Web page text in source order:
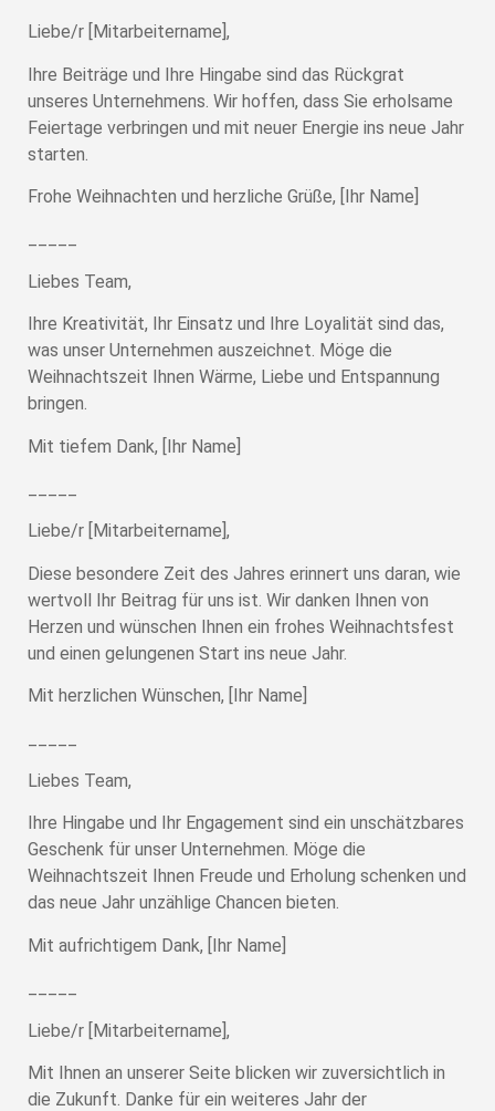
Liebe/r [Mitarbeitername],
Ihre Beiträge und Ihre Hingabe sind das Rückgrat
unseres Unternehmens. Wir hoffen, dass Sie erholsame
Feiertage verbringen und mit neuer Energie ins neue Jahr
starten.
Frohe Weihnachten und herzliche Grüße, [Ihr Name]
Liebes Team,
Ihre Kreativität, Ihr Einsatz und Ihre Loyalität sind das,
was unser Unternehmen auszeichnet. Möge die
Weihnachtszeit Ihnen Wärme, Liebe und Entspannung
bringen.
Mit tiefem Dank, [Ihr Name]
Liebe/r [Mitarbeitername],
Diese besondere Zeit des Jahres erinnert uns daran, wie
wertvoll Ihr Beitrag für uns ist. Wir danken Ihnen von
Herzen und wünschen Ihnen ein frohes Weihnachtsfest
und einen gelungenen Start ins neue Jahr.
Mit herzlichen Wünschen, [Ihr Name]
Liebes Team,
Ihre Hingabe und Ihr Engagement sind ein unschätzbares
Geschenk für unser Unternehmen. Möge die
Weihnachtszeit Ihnen Freude und Erholung schenken und
das neue Jahr unzählige Chancen bieten.
Mit aufrichtigem Dank, [Ihr Name]
Liebe/r [Mitarbeitername],
Mit Ihnen an unserer Seite blicken wir zuversichtlich in
die Zukunft. Danke für ein weiteres Jahr der